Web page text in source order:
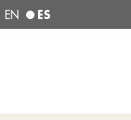
EN ES